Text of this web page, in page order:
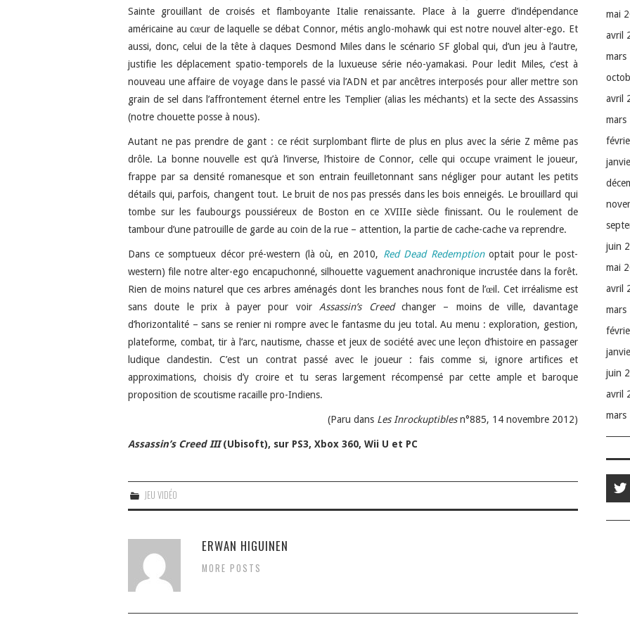
Sainte grouillant de croisés et flamboyante Italie renaissante. Place à la guerre d’indépendance
américaine au cœur de laquelle se débat Connor, métis anglo-mohawk qui est notre nouvel alter-ego. Et
aussi, donc, celui de la tête à claques Desmond Miles dans le scénario SF global qui, d’un jeu à l’autre,
justifie les déplacement spatio-temporels de la luxueuse série néo-yamakasi. Pour ledit Miles, c’est à
nouveau une affaire de voyage dans le passé via l’ADN et par ancêtres interposés pour aller mettre son
grain de sel dans l’affrontement éternel entre les Templier (alias les méchants) et la secte des Assassins
(notre chouette posse à nous).
Autant ne pas prendre de gant : ce récit surplombant flirte de plus en plus avec la série Z même pas
drôle. La bonne nouvelle est qu’à l’inverse, l’histoire de Connor, celle qui occupe vraiment le joueur,
frappe par sa densité romanesque et son entrain feuilletonnant sans négliger pour autant les petits
détails qui, parfois, changent tout. Le bruit de nos pas pressés dans les bois enneigés. Le brouillard qui
tombe sur les faubourgs poussiéreux de Boston en ce XVIIIe siècle finissant. Ou le roulement de
tambour d’une patrouille de garde au coin de la rue – attention, la partie de cache-cache va reprendre.
Dans ce somptueux décor pré-western (là où, en 2010, Red Dead Redemptionoptait pour le post-
western) file notre alter-ego encapuchonné, silhouette vaguement anachronique incrustée dans la forêt.
Rien de moins naturel que ces arbres aménagés dont les branches nous font de l’œil. Cet irréalisme est
sans doute le prix à payer pour voirAssassin’s Creedchanger – moins de ville, davantage
d’horizontalité – sans se renier ni rompre avec le fantasme du jeu total. Au menu : exploration, gestion,
plateforme, combat, tir à l’arc, nautisme, chasse et jeux de société avec une leçon d’histoire en passager
ludique clandestin. C’est un contrat passé avec le joueur : fais comme si, ignore artifices et
approximations, choisis d’y croire et tu seras largement récompensé par cette ample et baroque
proposition de scoutisme racaille pro-Indiens.
(Paru dans Les Inrockuptiblesn°885, 14 novembre 2012)
Assassin’s Creed III(Ubisoft), sur PS3, Xbox 360, Wii U et PC
JEU VIDÉO
ERWAN HIGUINEN
MORE POSTS
mai
avril
mars
avril
mars
juin
mai
avril
mars
juin
avril
mars